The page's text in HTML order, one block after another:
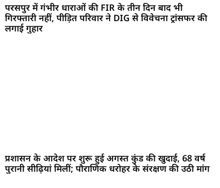
परसपुर में गंभीर धाराओं की FIR के तीन दिन बाद भी
गिरफ्तारी नहीं, पीड़ित परिवार ने DIG से विवेचना ट्रांसफर की
लगाई गुहार
प्रशासन के आदेश पर शुरू हुई अगस्त कुंड की खुदाई, 68 वर्ष
पुरानी सीढ़ियां मिलीं; पौराणिक धरोहर के संरक्षण की उठी मांग